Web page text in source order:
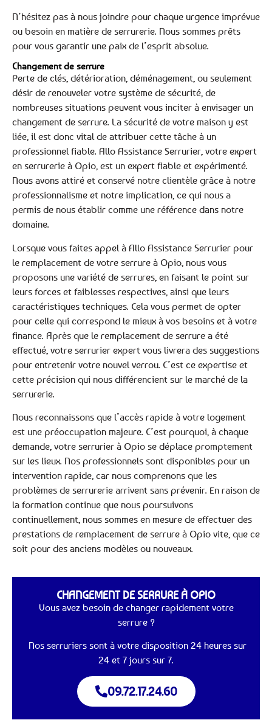
N’hésitez pas à nous joindre pour chaque urgence imprévue
ou besoin en matière de serrurerie. Nous sommes prêts
pour vous garantir une paix de l’esprit absolue.
Changement de serrure
Perte de clés, détérioration, déménagement, ou seulement
désir de renouveler votre système de sécurité, de
nombreuses situations peuvent vous inciter à envisager un
changement de serrure. La sécurité de votre maison y est
liée, il est donc vital de attribuer cette tâche à un
professionnel fiable. Allo Assistance Serrurier, votre expert
en serrurerie à Opio, est un expert fiable et expérimenté.
Nous avons attiré et conservé notre clientèle grâce à notre
professionnalisme et notre implication, ce qui nous a
permis de nous établir comme une référence dans notre
domaine.
Lorsque vous faites appel à Allo Assistance Serrurier pour
le remplacement de votre serrure à Opio, nous vous
proposons une variété de serrures, en faisant le point sur
leurs forces et faiblesses respectives, ainsi que leurs
caractéristiques techniques. Cela vous permet de opter
pour celle qui correspond le mieux à vos besoins et à votre
finance. Après que le remplacement de serrure a été
effectué, votre serrurier expert vous livrera des suggestions
pour entretenir votre nouvel verrou. C’est ce expertise et
cette précision qui nous différencient sur le marché de la
serrurerie.
Nous reconnaissons que l’accès rapide à votre logement
est une préoccupation majeure. C’est pourquoi, à chaque
demande, votre serrurier à Opio se déplace promptement
sur les lieux. Nos professionnels sont disponibles pour un
intervention rapide, car nous comprenons que les
problèmes de serrurerie arrivent sans prévenir. En raison de
la formation continue que nous poursuivons
continuellement, nous sommes en mesure de effectuer des
prestations de remplacement de serrure à Opio vite, que ce
soit pour des anciens modèles ou nouveaux.
CHANGEMENT DE SERRURE À OPIO
Vous avez besoin de changer rapidement votre
serrure ?
Nos serruriers sont à votre disposition 24 heures sur
24 et 7 jours sur 7.
09.72.17.24.60